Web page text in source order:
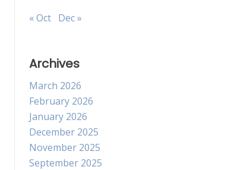
« Oct Dec »
Archives
March 2026
February 2026
January 2026
December 2025
November 2025
September 2025